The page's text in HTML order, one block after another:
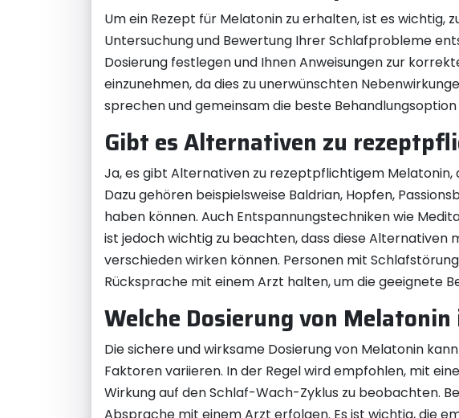
Um ein Rezept für Melatonin zu erhalten, ist es wichtig,
Untersuchung und Bewertung Ihrer Schlafprobleme
Dosierung festlegen und Ihnen Anweisungen zur
einzunehmen, da dies zu unerwünschten
sprechen und gemeinsam die beste Behandlungsoption
Gibt es Alternativen zu
Ja, es gibt Alternativen zu rezeptpflichtigem
Dazu gehören beispielsweise Baldrian, Hopfen,
haben können. Auch Entspannungstechniken wie
ist jedoch wichtig zu beachten, dass diese Alternativen
verschieden wirken können. Personen mit
Rücksprache mit einem Arzt halten, um die geeignete
Welche Dosierung von
Die sichere und wirksame Dosierung von Melatonin
Faktoren variieren. In der Regel wird empfohlen, mit
Wirkung auf den Schlaf-Wach-Zyklus zu beobachten.